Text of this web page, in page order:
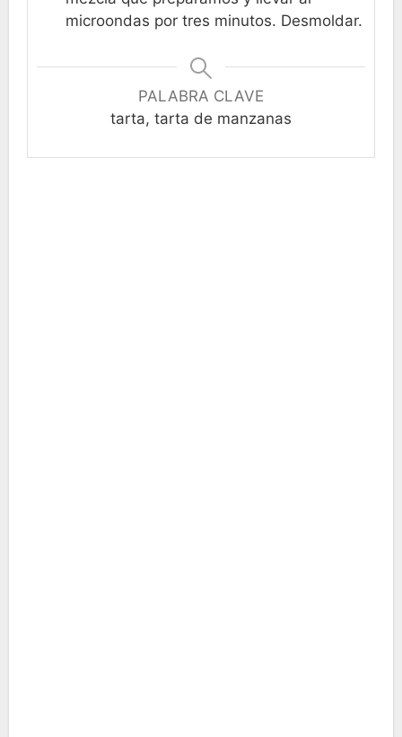
microondas por tres minutos. Desmoldar.
PALABRA CLAVE
tarta, tarta de manzanas